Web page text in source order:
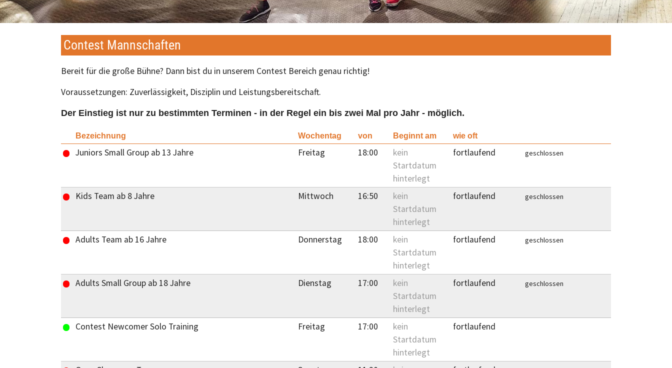
Contest Mannschaften
Bereit für die große Bühne? Dann bist du in unserem Contest Bereich genau richtig!
Voraussetzungen: Zuverlässigkeit, Disziplin und Leistungsbereitschaft.
Der Einstieg ist nur zu bestimmten Terminen - in der Regel ein bis zwei Mal pro Jahr - möglich.
Bezeichnung Wochentag von Beginnt am wie oft
Juniors Small Group ab 13 Jahre Freitag 18:00
kein
Startdatum
hinterlegt
fortlaufend geschlossen
Kids Team ab 8 Jahre Mittwoch 16:50
kein
Startdatum
hinterlegt
fortlaufend geschlossen
Adults Team ab 16 Jahre Donnerstag 18:00
kein
Startdatum
hinterlegt
fortlaufend geschlossen
Adults Small Group ab 18 Jahre Dienstag 17:00
kein
Startdatum
hinterlegt
fortlaufend geschlossen
Contest Newcomer Solo Training Freitag 17:00
kein
Startdatum
hinterlegt
fortlaufend